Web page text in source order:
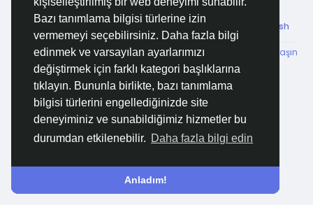
Bazı tanımlama bilgisi türlerine izin
vermemeyi seçebilirsiniz. Daha fazla bilgi
edinmek ve varsayılan ayarlarımızı
değiştirmek için farklı kategori başlıklarına
tıklayın. Bununla birlikte, bazı tanımlama
bilgisi türlerini engellediğinizde site
deneyiminiz ve sunabildiğimiz hizmetler bu
durumdan etkilenebilir. Daha fazla bilgi edin
Anladım!
© 2026 Özelim Turkish
Hakkımızda Koşullar KVKK HSVTP
Bize Ulaşın
Destek Merkezi